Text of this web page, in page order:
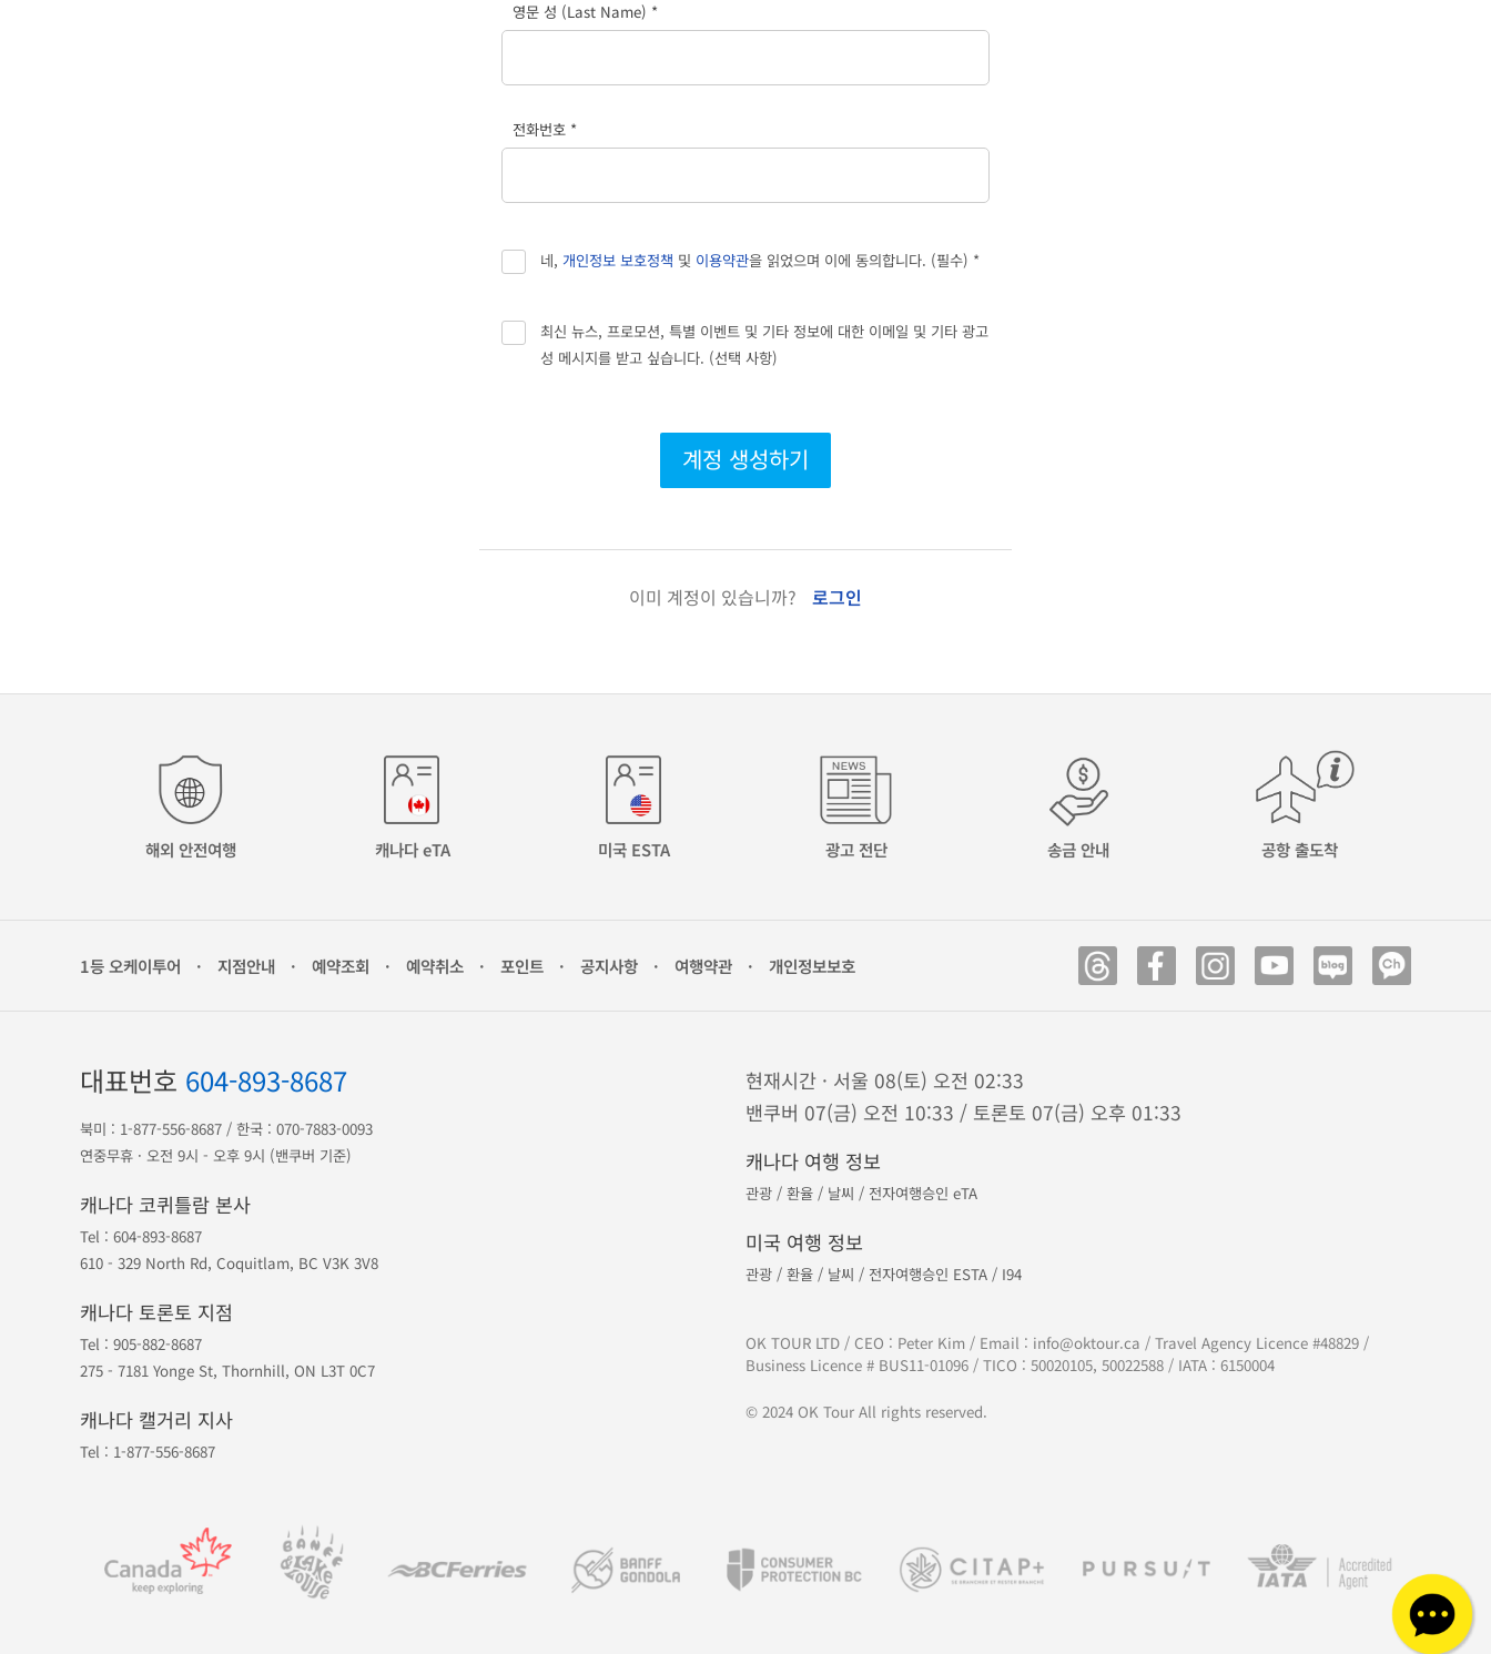
영문 성 (Last Name) *
전화번호 *
네, 개인정보 보호정책 및 이용약관을 읽었으며 이에 동의합니다. (필수) *
최신 뉴스, 프로모션, 특별 이벤트 및 기타 정보에 대한 이메일 및 기타 광고
성 메시지를 받고 싶습니다. (선택 사항)
계정 생성하기
이미 계정이 있습니까? 로그인
해외 안전여행 캐나다 eTA 미국 ESTA 광고 전단 송금 안내 공항 출도착
1등 오케이투어 · 지점안내 · 예약조회 · 예약취소 · 포인트 · 공지사항 · 여행약관 · 개인정보보호
대표번호 604-893-8687
북미 : 1-877-556-8687 / 한국 : 070-7883-0093
연중무휴 · 오전 9시 - 오후 9시 (밴쿠버 기준)
캐나다 코퀴틀람 본사
Tel : 604-893-8687
610 - 329 North Rd, Coquitlam, BC V3K 3V8
캐나다 토론토 지점
Tel : 905-882-8687
275 - 7181 Yonge St, Thornhill, ON L3T 0C7
캐나다 캘거리 지사
Tel : 1-877-556-8687
현재시간 · 서울 08(토) 오전 02:33
밴쿠버 07(금) 오전 10:33 / 토론토 07(금) 오후 01:33
캐나다 여행 정보
관광 / 환율 / 날씨 / 전자여행승인 eTA
미국 여행 정보
관광 / 환율 / 날씨 / 전자여행승인 ESTA / I94
OK TOUR LTD / CEO : Peter Kim / Email : info@oktour.ca / Travel Agency Licence #48829 /
Business Licence # BUS11-01096 / TICO : 50020105, 50022588 / IATA : 6150004
© 2024 OK Tour All rights reserved.